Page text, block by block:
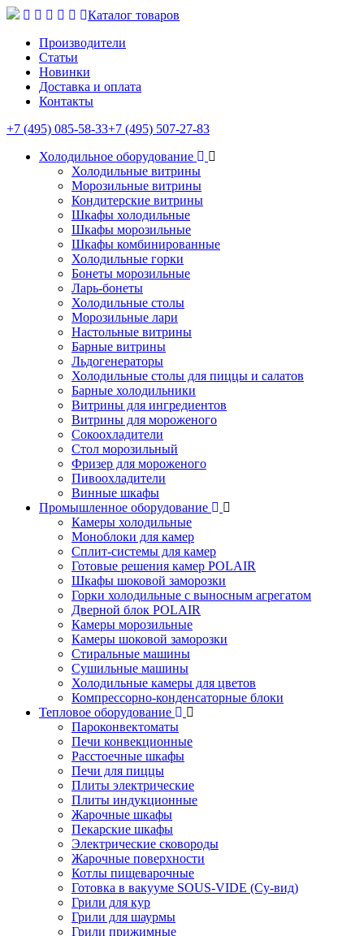
Каталог товаров
Производители
Статьи
Новинки
Доставка и оплата
Контакты
+7 (495) 085-58-33+7 (495) 507-27-83
Холодильное оборудование
Холодильные витрины
Морозильные витрины
Кондитерские витрины
Шкафы холодильные
Шкафы морозильные
Шкафы комбинированные
Холодильные горки
Бонеты морозильные
Ларь-бонеты
Холодильные столы
Морозильные лари
Настольные витрины
Барные витрины
Льдогенераторы
Холодильные столы для пиццы и салатов
Барные холодильники
Витрины для ингредиентов
Витрины для мороженого
Сокоохладители
Стол морозильный
Фризер для мороженого
Пивоохладители
Винные шкафы
Промышленное оборудование
Камеры холодильные
Моноблоки для камер
Сплит-системы для камер
Готовые решения камер POLAIR
Шкафы шоковой заморозки
Горки холодильные с выносным агрегатом
Дверной блок POLAIR
Камеры морозильные
Камеры шоковой заморозки
Стиральные машины
Сушильные машины
Холодильные камеры для цветов
Компрессорно-конденсаторные блоки
Тепловое оборудование
Пароконвектоматы
Печи конвекционные
Расстоечные шкафы
Печи для пиццы
Плиты электрические
Плиты индукционные
Жарочные шкафы
Пекарские шкафы
Электрические сковороды
Жарочные поверхности
Котлы пищеварочные
Готовка в вакууме SOUS-VIDE (Су-вид)
Грили для кур
Грили для шаурмы
Грили прижимные